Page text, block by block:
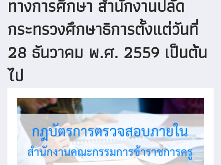
ทางการศึกษา สำนักงานปลัด
กระทรวงศึกษาธิการตั้งแต่วันที่
28 ธันวาคม พ.ศ. 2559 เป็นต้น
ไป